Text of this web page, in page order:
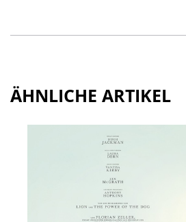
ÄHNLICHE ARTIKEL